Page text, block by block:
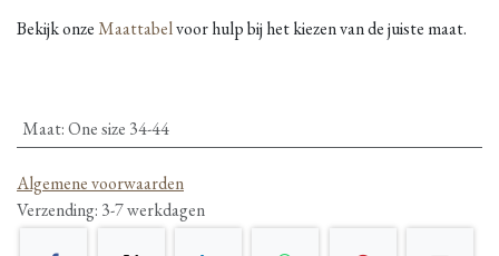
Bekijk onzeMaattabelvoor hulp bij het kiezen van de juiste maat.
Maat:One size 34-44
Algemene voorwaarden
Verzending: 3-7 werkdagen